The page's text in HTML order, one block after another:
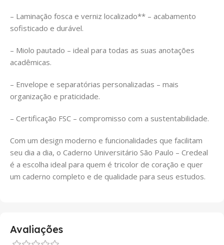
– Laminação fosca e verniz localizado** – acabamento
sofisticado e durável.
– Miolo pautado – ideal para todas as suas anotações
acadêmicas.
– Envelope e separatórias personalizadas – mais
organização e praticidade.
– Certificação FSC – compromisso com a sustentabilidade.
Com um design moderno e funcionalidades que facilitam
seu dia a dia, o Caderno Universitário São Paulo – Credeal
é a escolha ideal para quem é tricolor de coração e quer
um caderno completo e de qualidade para seus estudos.
Avaliações